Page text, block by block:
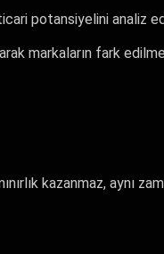
potansiyelini analiz
markaların fark
kazanmaz, aynı